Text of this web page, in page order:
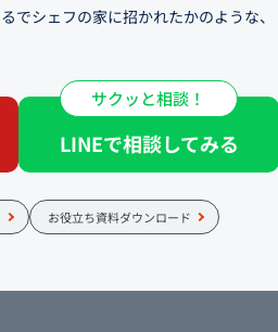
でシェフの家に招かれたかのような、
宮市西川田にあるフレンチ・イタリア
ビステリア メリメロ）」。 当店は、
く、閑静な住宅街にございます。 こだ
求したシェフのお料理をお楽しみくだ
、お祝いのランチ・ディナー、デート
適と自負しております。 当店で過ごす
サクッと相談！
LINEで相談してみる
お役立ち資料ダウンロード